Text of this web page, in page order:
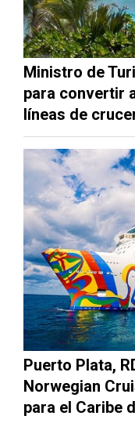
Ministro de
para convertir
líneas de
Puerto Plata,
Norwegian
para el Caribe